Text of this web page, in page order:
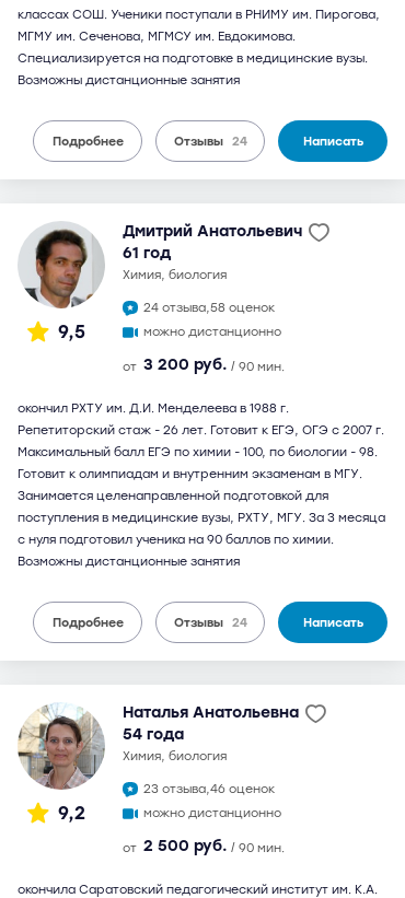
классах СОШ. Ученики поступали в РНИМУ им. Пирогова,
МГМУ им. Сеченова, МГМСУ им. Евдокимова.
Специализируется на подготовке в медицинские вузы.
Возможны дистанционные занятия
Подробнее Отзывы 24 Написать
9,5
Дмитрий Анатольевич
61 год
химия, биология
24 отзыва,58 оценок
можно дистанционно
от 3 200 руб. / 90 мин.
окончил РХТУ им. Д.И. Менделеева в 1988 г.
Репетиторский стаж - 26 лет. Готовит к ЕГЭ, ОГЭ с 2007 г.
Максимальный балл ЕГЭ по химии - 100, по биологии - 98.
Готовит к олимпиадам и внутренним экзаменам в МГУ.
Занимается целенаправленной подготовкой для
поступления в медицинские вузы, РХТУ, МГУ. За 3 месяца
с нуля подготовил ученика на 90 баллов по химии.
Возможны дистанционные занятия
Подробнее Отзывы 24 Написать
9,2
Наталья Анатольевна
54 года
химия, биология
23 отзыва,46 оценок
можно дистанционно
от 2 500 руб. / 90 мин.
окончила Саратовский педагогический институт им. К.А.